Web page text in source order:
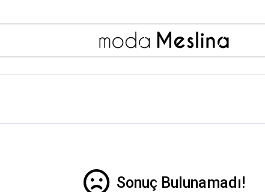
Sonuç Bulunamadı!